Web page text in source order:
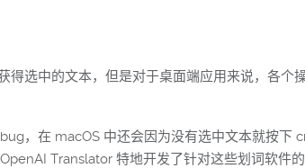
选中的文本，但是对于桌面端应用来说，各个
，在 macOS 中还会因为没有选中文本就按下
Translator 特地开发了针对这些划词软件